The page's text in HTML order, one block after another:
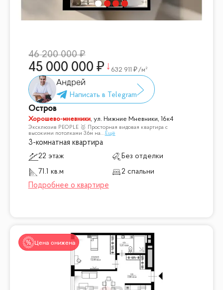
46 200 000
45 000 000 632 911 /м²
Андрей
Остров
Хорошево-мневники, ул. Нижние Мневники, 16к4
Эксклюзив PEOPLE 🥇 Просторная видовая квартира с
высокими потолками 3.6м на... Ещё
3-комнатная квартира
22 этаж
Без отделки
71.1 кв.м
2 спальни
Цена снижена